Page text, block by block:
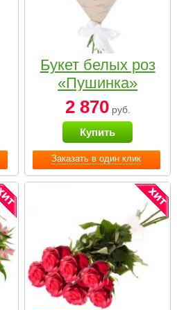
Заказать в один клик
Букет белых роз
«Пушинка»
2 870руб.
Купить